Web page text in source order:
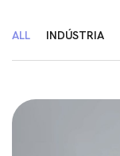
ALL INDÚSTRIA